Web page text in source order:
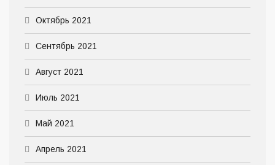
Октябрь 2021
Сентябрь 2021
Август 2021
Июль 2021
Май 2021
Апрель 2021